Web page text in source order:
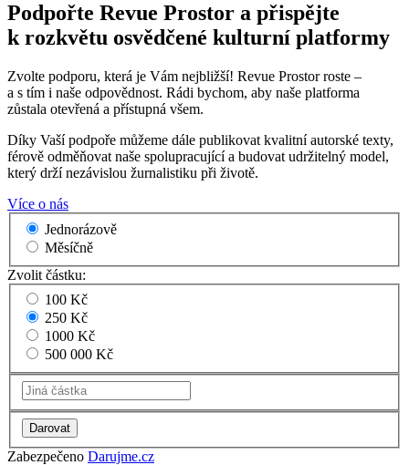
Podpořte Revue Prostor a přispějte
k rozkvětu osvědčené kulturní platformy
Zvolte podporu, která je Vám nejbližší! Revue Prostor roste –
a s tím i naše odpovědnost. Rádi bychom, aby naše platforma
zůstala otevřená a přístupná všem.
Díky Vaší podpoře můžeme dále publikovat kvalitní autorské texty,
férově odměňovat naše spolupracující a budovat udržitelný model,
který drží nezávislou žurnalistiku při životě.
Více o nás
Jednorázově
Měsíčně
Zvolit částku:
100 Kč
250 Kč
1000 Kč
500 000 Kč
Zabezpečeno Darujme.cz